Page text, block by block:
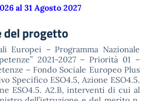
al 31 Agosto 2027
del progetto
Europei – Programma Nazionale
2021-2027 – Priorità 01 –
– Fondo Sociale Europeo Plus
Specifico ESO4.5, Azione ESO4.5.
ESO4.5. A2.B, interventi di cui al